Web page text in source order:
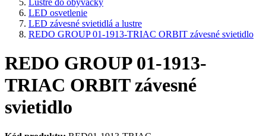
Lustre do obývačky
LED osvetlenie
LED závesné svietidlá a lustre
REDO GROUP 01-1913-TRIAC ORBIT závesné svietidlo
REDO GROUP 01-1913-
TRIAC ORBIT závesné
svietidlo